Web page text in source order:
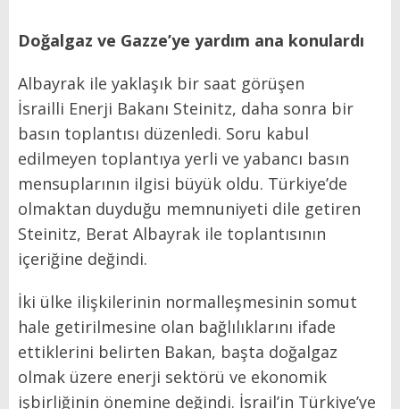
Doğalgaz ve Gazze’ye yardım ana konulardı
Albayrak ile yaklaşık bir saat görüşen
İsrailli Enerji Bakanı Steinitz, daha sonra bir
basın toplantısı düzenledi. Soru kabul
edilmeyen toplantıya yerli ve yabancı basın
mensuplarının ilgisi büyük oldu. Türkiye’de
olmaktan duyduğu memnuniyeti dile getiren
Steinitz, Berat Albayrak ile toplantısının
içeriğine değindi.
İki ülke ilişkilerinin normalleşmesinin somut
hale getirilmesine olan bağlılıklarını ifade
ettiklerini belirten Bakan, başta doğalgaz
olmak üzere enerji sektörü ve ekonomik
işbirliğinin önemine değindi. İsrail’in Türkiye’ye